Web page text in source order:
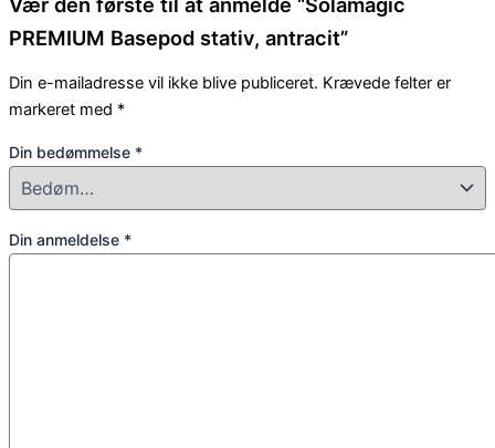
PREMIUM Basepod stativ, antracit”
Din e-mailadresse vil ikke blive publiceret. Krævede felter er
markeret med *
Din bedømmelse *
Din anmeldelse *